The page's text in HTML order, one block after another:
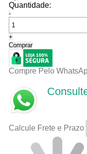
Quantidade:
-
+
Comprar
Compre Pelo
Calcule Frete e Prazo